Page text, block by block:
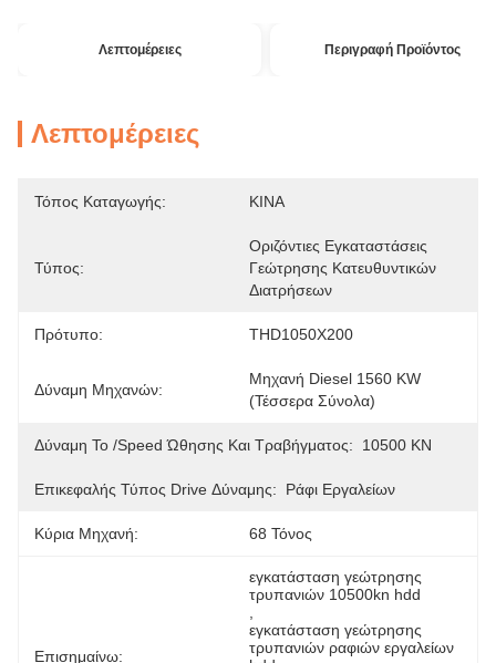
Λεπτομέρειες Περιγραφή Προϊόντος
Λεπτομέρειες
Τόπος Καταγωγής: ΚΙΝΑ
Τύπος:
Οριζόντιες Εγκαταστάσεις
Γεώτρησης Κατευθυντικών
Διατρήσεων
Πρότυπο: THD1050X200
Δύναμη Μηχανών:
Μηχανή Diesel 1560 KW
(τέσσερα Σύνολα)
Δύναμη Το /Speed Ώθησης Και Τραβήγματος: 10500 KN
Επικεφαλής Τύπος Drive Δύναμης: Ράφι Εργαλείων
Κύρια Μηχανή: 68 Τόνος
Επισημαίνω:
εγκατάσταση γεώτρησης
τρυπανιών 10500kn hdd
εγκατάσταση γεώτρησης
τρυπανιών ραφιών εργαλείων